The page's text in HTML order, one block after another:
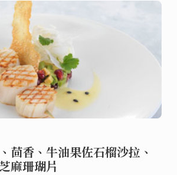
茴香、牛油果佐石榴沙拉、
麻珊瑚片